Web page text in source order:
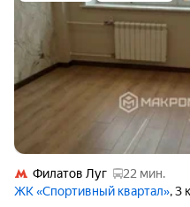
Филатов Луг
22 мин.
ЖК «Спортивный квартал», 3